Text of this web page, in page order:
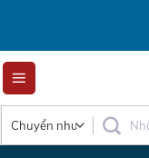
content